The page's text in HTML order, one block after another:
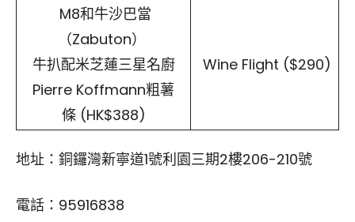
M8和牛沙巴當
（Zabuton）
牛扒配米芝蓮三星名廚
Pierre Koffmann粗薯
條 (HK$388)
Wine Flight ($290)
地址：銅鑼灣新寧道1號利園三期2樓206-210號
電話：95916838